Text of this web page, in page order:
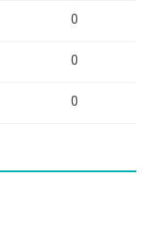
0
0
0